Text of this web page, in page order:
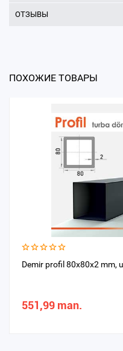
ОТЗЫВЫ
ПОХОЖИЕ ТОВАРЫ
Demir profil 80x80x2 mm,
551,99 man.